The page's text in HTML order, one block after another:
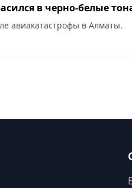
в черно-белые
авиакатастрофы в Алматы.